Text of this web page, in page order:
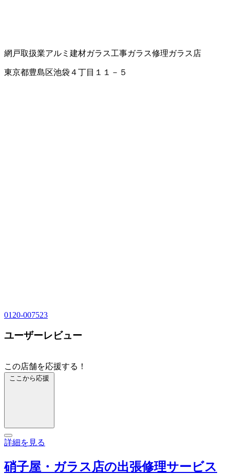
網戸取扱業アルミ建材ガラス工事ガラス修理ガラス店
東京都豊島区池袋４丁目１１－５
0120-007523
ユーザーレビュー
この店舗を応援する！
ここから応援
詳細を見る
硝子屋・ガラス店の出張修理サービス